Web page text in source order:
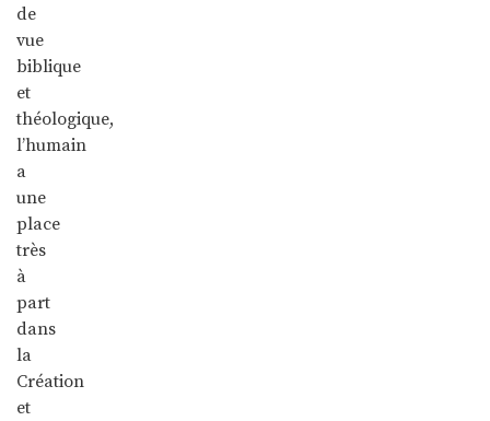
de
vue
biblique
et
théologique,
l’humain
a
une
place
très
à
part
dans
la
Création
et